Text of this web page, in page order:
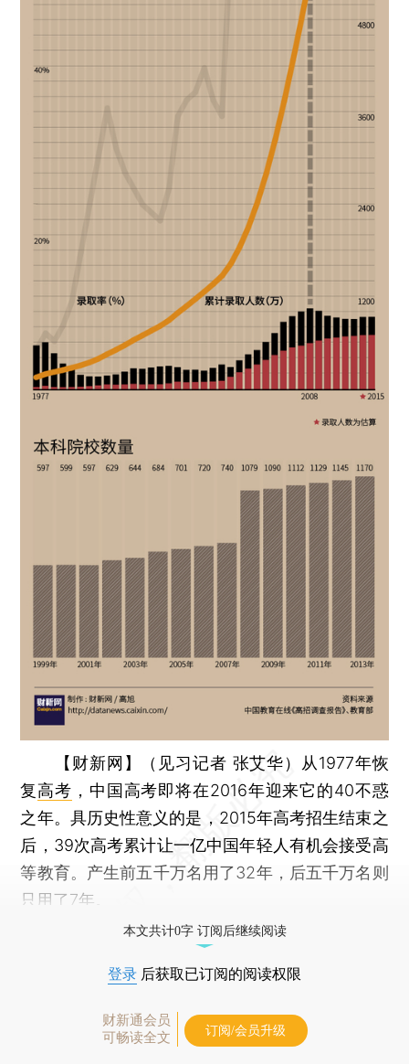
【财新网】（见习记者 张艾华） 从1977年恢
复高考 ，中国高考即将在2016年迎来它的40不惑
之年。具历史性意义的是，2015年高考招生结束之
后，39次高考累计让一亿中国年轻人有机会接受高
等教育。产生前五千万名用了32年，后五千万名则
只用了7年。
本文共计0字 订阅后继续阅读
登录 后获取已订阅的阅读权限
财新通会员
可畅读全文
订阅/会员升级